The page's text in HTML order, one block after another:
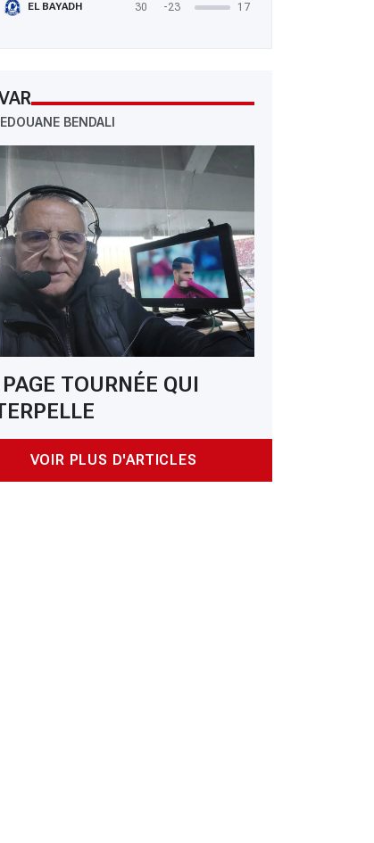
EL BAYADH 30 -23 17
BENDALI
TOURNÉE QUI
VOIR PLUS D'ARTICLES
mission Décima à Constantine